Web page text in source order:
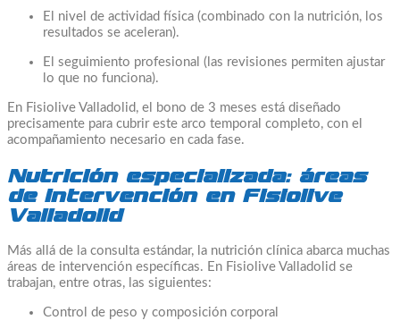
El nivel de actividad física (combinado con la nutrición, los
resultados se aceleran).
El seguimiento profesional (las revisiones permiten ajustar
lo que no funciona).
En Fisiolive Valladolid, el bono de 3 meses está diseñado
precisamente para cubrir este arco temporal completo, con el
acompañamiento necesario en cada fase.
Nutrición especializada: áreas
de intervención en Fisiolive
Valladolid
Más allá de la consulta estándar, la nutrición clínica abarca muchas
áreas de intervención específicas. En Fisiolive Valladolid se
trabajan, entre otras, las siguientes:
Control de peso y composición corporal